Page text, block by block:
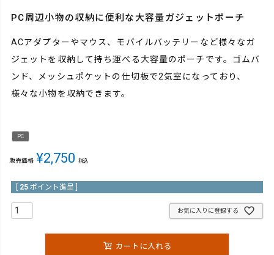
PC周辺小物の収納に便利な大容量ガジェットポーチ
ACアダプターやマウス、モバイルバッテリーなど様々なガ
ジェットを収納して持ち運べる大容量のポーチです。ゴムバ
ンド、メッシュポケットの仕切板で2気室になっており、
様々な小物を収納できます。
PC
販売価格 ¥2,750 税込
25 ポイント進呈 ]
お気に入りに登録する
カートに入れる